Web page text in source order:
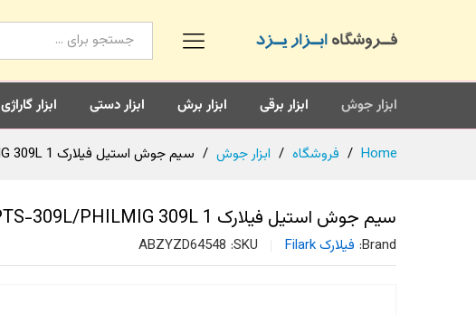
همه محصولات
ابزار جوش ابزار برقی ابزار برش ابزار دستی ابزار گاراژی
Home
/ فروشگاه / ابزار جوش / سیم جوش استیل فیلارک PTS-309L/PHILMIG 309L 1
سیم جوش استیل فیلارک PTS-309L/PHILMIG 309L 1
Brand: فیلارک Filark SKU:
ABZYZD64548